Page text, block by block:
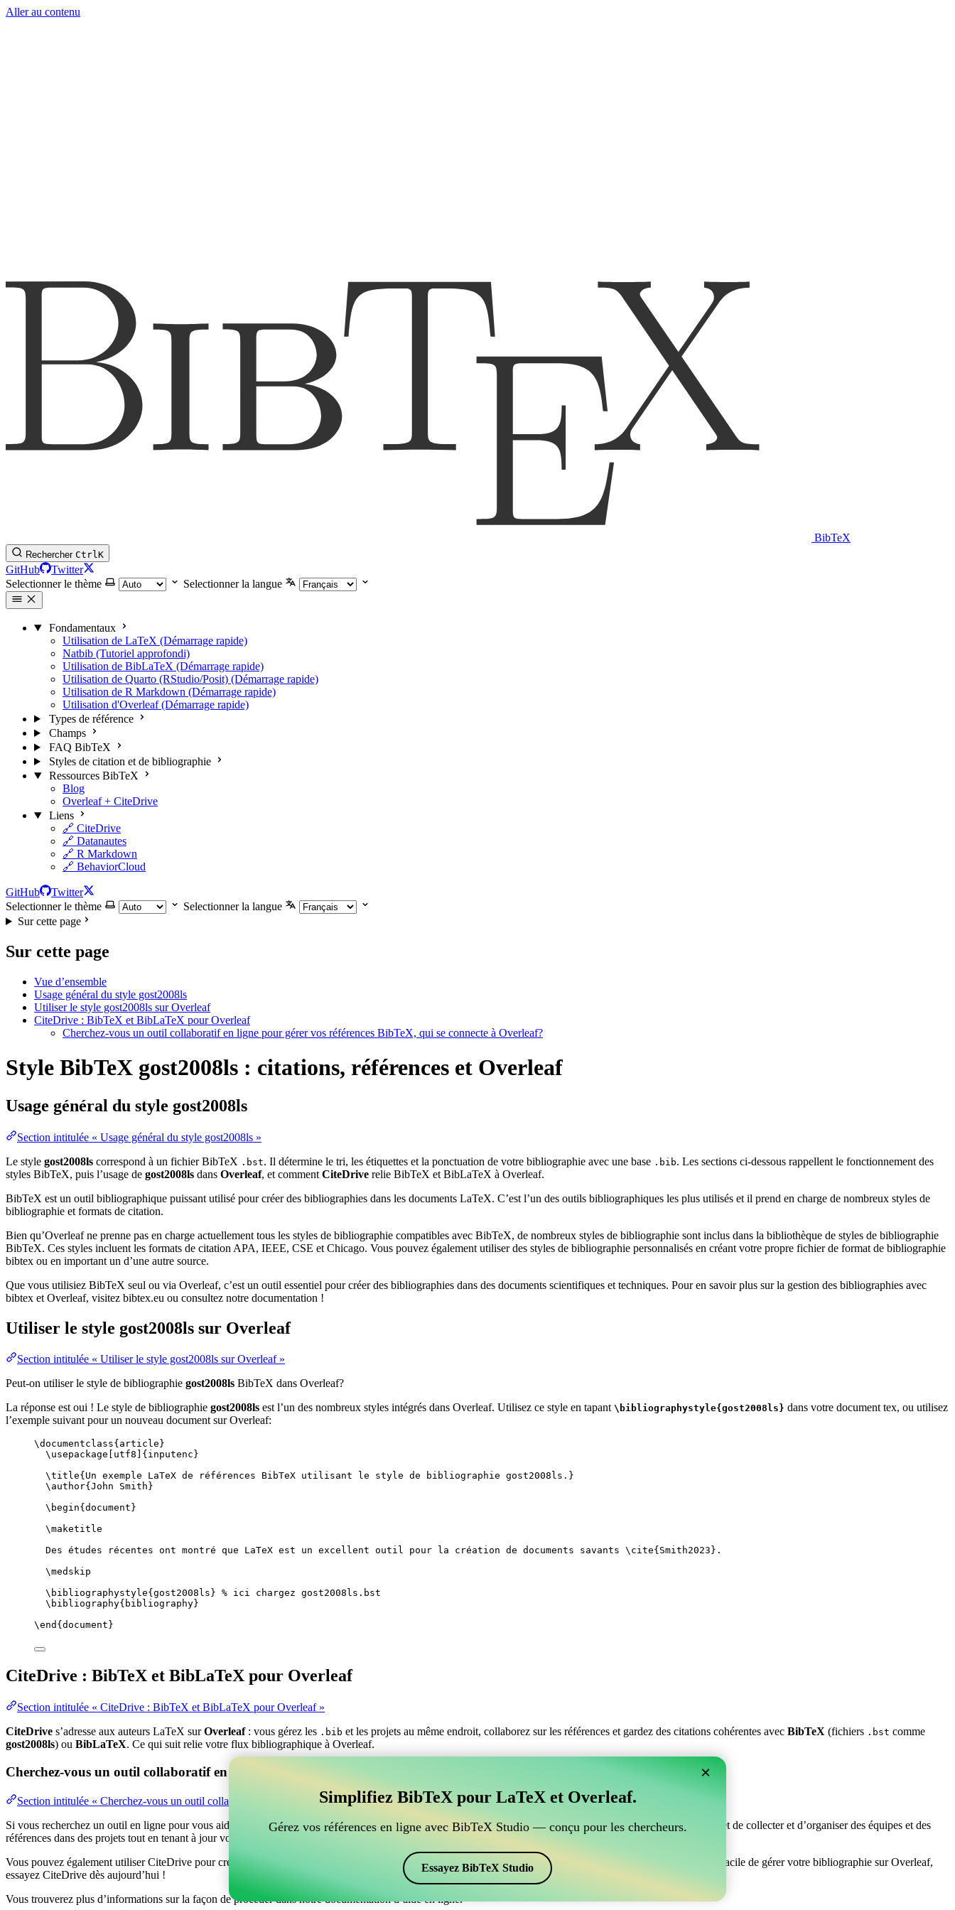
Aller au contenu
BibTeX
Rechercher CtrlK
GitHub
Twitter
Selectionner le thème
Selectionner la langue
Fondamentaux
Utilisation de LaTeX (Démarrage rapide)
Natbib (Tutoriel approfondi)
Utilisation de BibLaTeX (Démarrage rapide)
Utilisation de Quarto (RStudio/Posit) (Démarrage rapide)
Utilisation de R Markdown (Démarrage rapide)
Utilisation d'Overleaf (Démarrage rapide)
Types de référence
Champs
FAQ BibTeX
Styles de citation et de bibliographie
Ressources BibTeX
Blog
Overleaf + CiteDrive
Liens
🔗 CiteDrive
🔗 Datanautes
🔗 R Markdown
🔗 BehaviorCloud
GitHub
Twitter
Selectionner le thème
Selectionner la langue
Sur cette page
Sur cette page
Vue d’ensemble
Usage général du style gost2008ls
Utiliser le style gost2008ls sur Overleaf
CiteDrive : BibTeX et BibLaTeX pour Overleaf
Cherchez-vous un outil collaboratif en ligne pour gérer vos références BibTeX, qui se connecte à Overleaf?
Style BibTeX gost2008ls : citations, références et Overleaf
Usage général du style gost2008ls
Section intitulée « Usage général du style gost2008ls »
Le style gost2008ls correspond à un fichier BibTeX .bst. Il détermine le tri, les étiquettes et la ponctuation de votre bibliographie avec une base .bib. Les sections ci-dessous rappellent le fonctionnement des
styles BibTeX, puis l’usage de gost2008ls dans Overleaf, et comment CiteDrive relie BibTeX et BibLaTeX à Overleaf.
BibTeX est un outil bibliographique puissant utilisé pour créer des bibliographies dans les documents LaTeX. C’est l’un des outils bibliographiques les plus utilisés et il prend en charge de nombreux styles de
bibliographie et formats de citation.
Bien qu’Overleaf ne prenne pas en charge actuellement tous les styles de bibliographie compatibles avec BibTeX, de nombreux styles de bibliographie sont inclus dans la bibliothèque de styles de bibliographie
BibTeX. Ces styles incluent les formats de citation APA, IEEE, CSE et Chicago. Vous pouvez également utiliser des styles de bibliographie personnalisés en créant votre propre fichier de format de bibliographie
bibtex ou en important un d’une autre source.
Que vous utilisiez BibTeX seul ou via Overleaf, c’est un outil essentiel pour créer des bibliographies dans des documents scientifiques et techniques. Pour en savoir plus sur la gestion des bibliographies avec
bibtex et Overleaf, visitez bibtex.eu ou consultez notre documentation !
Utiliser le style gost2008ls sur Overleaf
Section intitulée « Utiliser le style gost2008ls sur Overleaf »
Peut-on utiliser le style de bibliographie gost2008ls BibTeX dans Overleaf?
La réponse est oui ! Le style de bibliographie gost2008ls est l’un des nombreux styles intégrés dans Overleaf. Utilisez ce style en tapant \bibliographystyle{gost2008ls} dans votre document tex, ou utilisez
l’exemple suivant pour un nouveau document sur Overleaf:
\documentclass{ article }
\usepackage
utf8 ]{ inputenc }
\title{Un exemple LaTeX de références BibTeX utilisant le style de bibliographie gost2008ls.}
\author{John Smith}
\begin{ document }
\maketitle
Des études récentes ont montré que LaTeX est un excellent outil pour la création de documents savants \cite{ Smith2023 }.
\medskip
\bibliographystyle{gost2008ls} % ici chargez gost2008ls.bst
\bibliography{bibliography}
\end { document }
CiteDrive : BibTeX et BibLaTeX pour Overleaf
Section intitulée « CiteDrive : BibTeX et BibLaTeX pour Overleaf »
CiteDrive s’adresse aux auteurs LaTeX surOverleaf: vous gérez les .bib et les projets au même endroit, collaborez sur les références et gardez des citations cohérentes avec BibTeX (fichiers .bst comme
gost2008ls) ou BibLaTeX. Ce qui suit relie votre flux bibliographique à Overleaf.
Cherchez-vous un outil collaboratif en ligne pour gérer vos références BibTeX, qui se connecte à Overleaf?
Section intitulée « Cherchez-vous un outil collaboratif en ligne pour gérer vos références BibTeX, qui se connecte à Overleaf? »
Si vous recherchez un outil en ligne pour vous aider à gérer vos références, citations et bibliographie dans Overleaf, CiteDrive pourrait être parfait ! Il vous permet de collecter et d’organiser des équipes et des
références dans des projets tout en tenant à jour vos entrées BibTeX dans votre projet Overleaf.
Vous pouvez également utiliser CiteDrive pour créer des bibliographies et des citations dans différents styles, y compris gost2008ls. Si vous cherchez un moyen facile de gérer votre bibliographie sur Overleaf,
essayez CiteDrive dès aujourd’hui !
Vous trouverez plus d’informations sur la façon de procéder dans notre documentation d’aide en ligne.
×
Simplifiez BibTeX pour LaTeX et Overleaf.
Gérez vos références en ligne avec BibTeX Studio — conçu pour les chercheurs.
Essayez BibTeX Studio